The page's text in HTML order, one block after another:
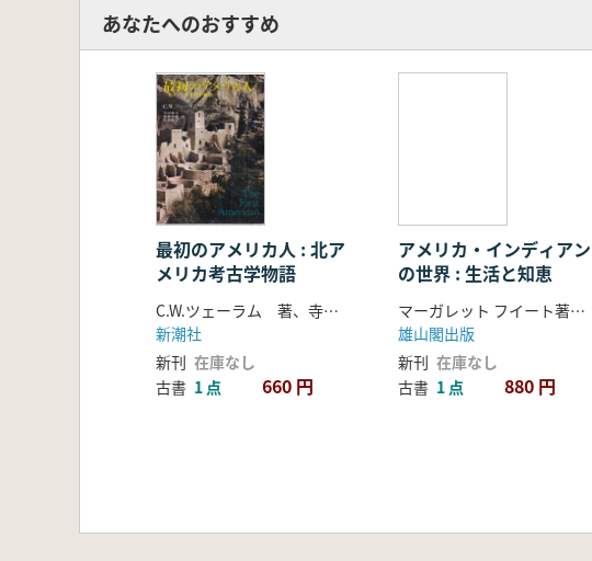
あなたへのおすすめ
最初のアメリカ人 : 北ア
メリカ考古学物語
C.W.ツェーラム 著、寺田和夫 [ほか] 訳
新潮社
新刊 在庫なし
古書 1 点 660 円
アメリカ・インディアン
の世界 : 生活と知恵
マーガレット フイート著、熊崎保訳
雄山閣出版
新刊 在庫なし
古書 1 点 880 円